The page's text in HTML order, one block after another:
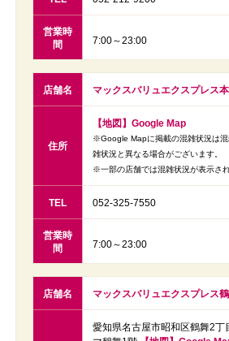
営業時
間
7:00～23:00
店舗名 マックスバリュエクスプレス
住所
【地図】Google Map
※Google Mapに掲載の混雑状況は
雑状況と異なる場合がございます。
※一部の店舗では混雑状況が表示さ
TEL 052-325-7550
営業時
間
7:00～23:00
店舗名 マックスバリュエクスプレス
愛知県名古屋市昭和区鶴舞2